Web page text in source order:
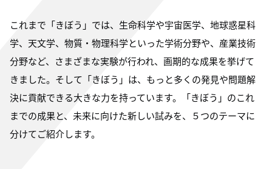
これまで「きぼう」では、生命科学や宇宙医学、地球惑星科
学、天文学、物質・物理科学といった学術分野や、産業技術
分野など、さまざまな実験が行われ、画期的な成果を挙げて
きました。そして「きぼう」は、もっと多くの発見や問題解
決に貢献できる大きな力を持っています。「きぼう」のこれ
までの成果と、未来に向けた新しい試みを、５つのテーマに
分けてご紹介します。